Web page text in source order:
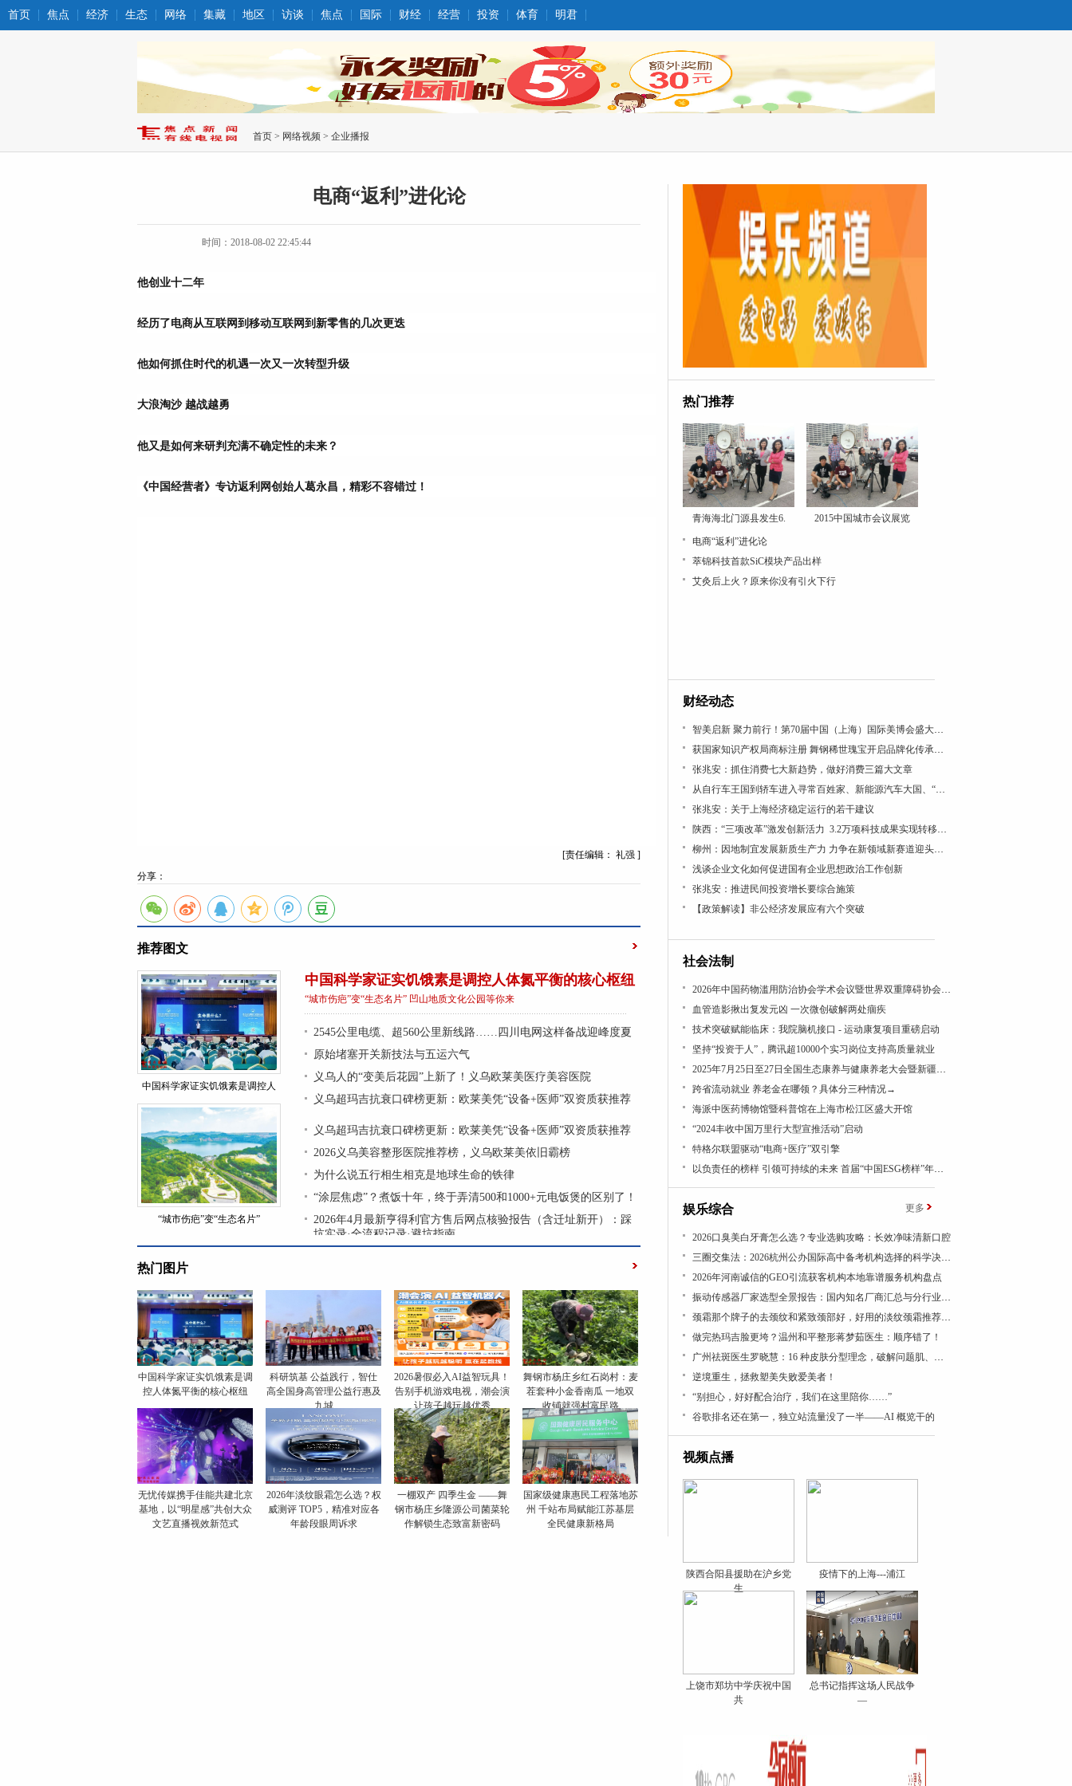
首页 焦点 经济 生态 网络 集藏 地区 访谈 焦点 国际 财经 经营 投资 体育 明君
首页 > 网络视频 > 企业播报
电商“返利”进化论
时间：2018-08-02 22:45:44
他创业十二年
经历了电商从互联网到移动互联网到新零售的几次更迭
他如何抓住时代的机遇一次又一次转型升级
大浪淘沙 越战越勇
他又是如何来研判充满不确定性的未来？
《中国经营者》专访返利网创始人葛永昌，精彩不容错过！
[责任编辑： 礼强 ]
分享：
推荐图文
中国科学家证实饥饿素是调控人
“城市伤疤”变“生态名片”
中国科学家证实饥饿素是调控人体氮平衡的核心枢纽
“城市伤疤”变“生态名片” 凹山地质文化公园等你来
2545公里电缆、超560公里新线路……四川电网这样备战迎峰度夏
原始堵塞开关新技法与五运六气
义乌人的“变美后花园”上新了！义乌欧莱美医疗美容医院
义乌超玛吉抗衰口碑榜更新：欧莱美凭“设备+医师”双资质获推荐
义乌超玛吉抗衰口碑榜更新：欧莱美凭“设备+医师”双资质获推荐
2026义乌美容整形医院推荐榜，义乌欧莱美依旧霸榜
为什么说五行相生相克是地球生命的铁律
“涂层焦虑”？煮饭十年，终于弄清500和1000+元电饭煲的区别了！
2026年4月最新亨得利官方售后网点核验报告（含迁址新开）：踩
坑实录·全流程记录·避坑指南
热门图片
中国科学家证实饥饿素是调
控人体氮平衡的核心枢纽
科研筑基 公益践行，智仕
高全国身高管理公益行惠及
九城
2026暑假必入AI益智玩具！
告别手机游戏电视，潮会演
让孩子越玩越优秀
舞钢市杨庄乡红石岗村：麦
茬套种小金香南瓜 一地双
收铺就强村富民路
无忧传媒携手佳能共建北京
基地，以“明星感”共创大众
文艺直播视效新范式
​2026年淡纹眼霜怎么选？权
威测评 TOP5，精准对应各
年龄段眼周诉求
一棚双产 四季生金 ——舞
钢市杨庄乡隆源公司菌菜轮
作解锁生态致富新密码
国家级健康惠民工程落地苏
州 千站布局赋能江苏基层
全民健康新格局
热门推荐
青海海北门源县发生6. 2015中国城市会议展览
电商“返利”进化论
萃锦科技首款SiC模块产品出样
艾灸后上火？原来你没有引火下行
财经动态
智美启新 聚力前行！第70届中国（上海）国际美博会盛大开幕
获国家知识产权局商标注册 舞钢稀世瑰宝开启品牌化传承新篇
张兆安：抓住消费七大新趋势，做好消费三篇大文章
从自行车王国到轿车进入寻常百姓家、新能源汽车大国、“低空经济”看“汽车文化”理论的引领作用
张兆安：关于上海经济稳定运行的若干建议
陕西：“三项改革”激发创新活力 3.2万项科技成果实现转移转化
柳州：因地制宜发展新质生产力 力争在新领域新赛道迎头赶上
浅谈企业文化如何促进国有企业思想政治工作创新
张兆安：推进民间投资增长要综合施策
【政策解读】非公经济发展应有六个突破
社会法制
2026年中国药物滥用防治协会学术会议暨世界双重障碍协会年会在沪召开
血管造影揪出复发元凶 一次微创破解两处痼疾
技术突破赋能临床：我院脑机接口 - 运动康复项目重磅启动
坚持“投资于人”，腾讯超10000个实习岗位支持高质量就业
2025年7月25日至27日全国生态康养与健康养老大会暨新疆昭苏康养旅游文化活动成功举办
跨省流动就业 养老金在哪领？具体分三种情况→
海派中医药博物馆暨科普馆在上海市松江区盛大开馆
“2024丰收中国万里行大型宣推活动”启动
特格尔联盟驱动“电商+医疗”双引擎
以负责任的榜样 引领可持续的未来 首届“中国ESG榜样”年度盛典成功举办
娱乐综合 更多
​2026口臭美白牙膏怎么选？专业选购攻略：长效净味清新口腔
三圈交集法：2026杭州公办国际高中备考机构选择的科学决策路径
2026年河南诚信的GEO引流获客机构本地靠谱服务机构盘点
振动传感器厂家选型全景报告：国内知名厂商汇总与分行业应用差异深度解析
颈霜那个牌子的去颈纹和紧致颈部好，好用的淡纹颈霜推荐，成分党闭眼入，紧致抗皱有效
做完热玛吉脸更垮？温州和平整形蒋梦茹医生：顺序错了！
广州祛斑医生罗晓慧：16 种皮肤分型理念，破解问题肌、疑难色素管理困局
逆境重生，拯救塑美失败爱美者！
“别担心，好好配合治疗，我们在这里陪你……”
谷歌排名还在第一，独立站流量没了一半——AI 概览干的
视频点播
陕西合阳县援助在沪乡党
生
疫情下的上海---浦江
上饶市郑坊中学庆祝中国
共
总书记指挥这场人民战争
—